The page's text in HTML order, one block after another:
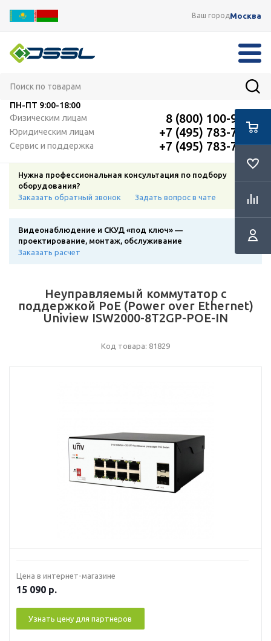
Ваш городМосква
ПН-ПТ 9:00-18:00
Физическим лицам
8 (800) 100-91-12
Юридическим лицам +7 (495) 783-72-87
Сервис и поддержка +7 (495) 783-72-87
Нужна профессиональная консультация по подбору
оборудования?
Заказать обратный звонок
Задать вопрос в чате
Видеонаблюдение и СКУД «под ключ» —
проектирование, монтаж, обслуживание
Заказать расчет
Неуправляемый коммутатор с
поддержкой PoE (Power over Ethernet)
Uniview ISW2000-8T2GP-POE-IN
Код товара: 81829
Цена в интернет-магазине
15 090 р.
Узнать цену для партнеров